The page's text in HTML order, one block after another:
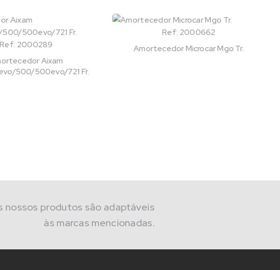
Ref: 2000289
Aixam
500/500evo/721 Fr.
Ref: 2000662
Amortecedor Microcar Mgo Tr.
nossos produtos são adaptáveis
às marcas mencionadas.